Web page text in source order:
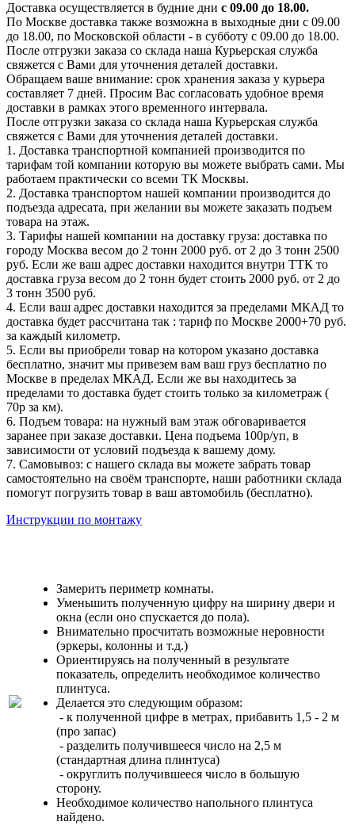
Доставка осуществляется в будние дни с 09.00 до 18.00.
По Москве доставка также возможна в выходные дни с 09.00
до 18.00, по Московской области - в субботу с 09.00 до 18.00.
После отгрузки заказа со склада наша Курьерская служба
свяжется с Вами для уточнения деталей доставки.
Обращаем ваше внимание: срок хранения заказа у курьера
составляет 7 дней. Просим Вас согласовать удобное время
доставки в рамках этого временного интервала.
После отгрузки заказа со склада наша Курьерская служба
свяжется с Вами для уточнения деталей доставки.
1. Доставка транспортной компанией производится по
тарифам той компании которую вы можете выбрать сами. Мы
работаем практически со всеми ТК Москвы.
2. Доставка транспортом нашей компании производится до
подъезда адресата, при желании вы можете заказать подъем
товара на этаж.
3. Тарифы нашей компании на доставку груза: доставка по
городу Москва весом до 2 тонн 2000 руб. от 2 до 3 тонн 2500
руб. Если же ваш адрес доставки находится внутри ТТК то
доставка груза весом до 2 тонн будет стоить 2000 руб. от 2 до
3 тонн 3500 руб.
4. Если ваш адрес доставки находится за пределами МКАД то
доставка будет рассчитана так : тариф по Москве 2000+70 руб.
за каждый километр.
5. Если вы приобрели товар на котором указано доставка
бесплатно, значит мы привезем вам ваш груз бесплатно по
Москве в пределах МКАД. Если же вы находитесь за
пределами то доставка будет стоить только за километраж (
70р за км).
6. Подъем товара: на нужный вам этаж обговаривается
заранее при заказе доставки. Цена подъема 100р/уп, в
зависимости от условий подъезда к вашему дому.
7. Самовывоз: с нашего склада вы можете забрать товар
самостоятельно на своём транспорте, наши работники склада
помогут погрузить товар в ваш автомобиль (бесплатно).
Инструкции по монтажу
Замерить периметр комнаты.
Уменьшить полученную цифру на ширину двери и
окна (если оно спускается до пола).
Внимательно просчитать возможные неровности
(эркеры, колонны и т.д.)
Ориентируясь на полученный в результате
показатель, определить необходимое количество
плинтуса.
Делается это следующим образом:
- к полученной цифре в метрах, прибавить 1,5 - 2 м
(про запас)
- разделить получившееся число на 2,5 м
(стандартная длина плинтуса)
- округлить получившееся число в большую
сторону.
Необходимое количество напольного плинтуса
найдено.